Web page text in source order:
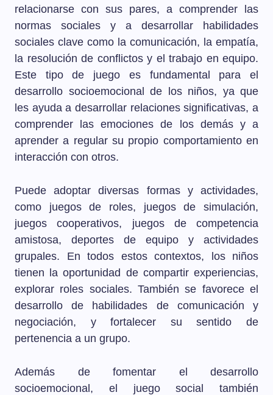
relacionarse con sus pares, a comprender las
normas sociales y a desarrollar habilidades
sociales clave como la comunicación, la empatía,
la resolución de conflictos y el trabajo en equipo.
Este tipo de juego es fundamental para el
desarrollo socioemocional de los niños, ya que
les ayuda a desarrollar relaciones significativas, a
comprender las emociones de los demás y a
aprender a regular su propio comportamiento en
interacción con otros.
Puede adoptar diversas formas y actividades,
como juegos de roles, juegos de simulación,
juegos cooperativos, juegos de competencia
amistosa, deportes de equipo y actividades
grupales. En todos estos contextos, los niños
tienen la oportunidad de compartir experiencias,
explorar roles sociales. También se favorece el
desarrollo de habilidades de comunicación y
negociación, y fortalecer su sentido de
pertenencia a un grupo.
Además de fomentar el desarrollo
socioemocional, el juego social también